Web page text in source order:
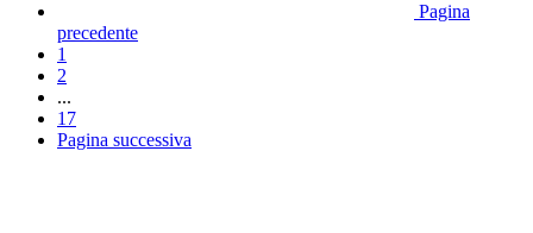
Pagina
precedente
1
2
...
17
Pagina successiva